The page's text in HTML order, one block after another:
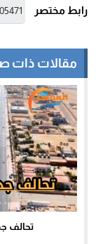
رابط مختصر
مقالات ذات
تحالف